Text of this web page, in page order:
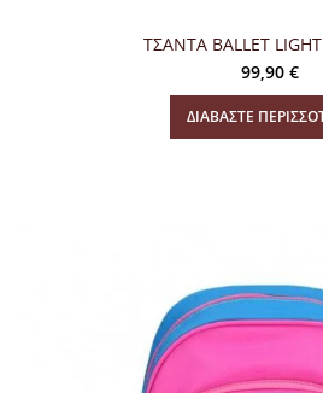
ΤΣΑΝΤΑ BALLET LIGHT
99,90 €
ΔΙΑΒΆΣΤΕ